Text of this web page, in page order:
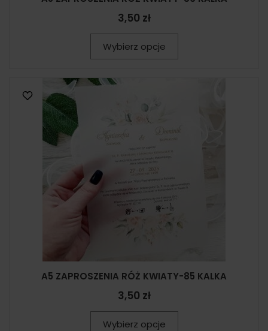
3,50 zł
Wybierz opcje
A5 ZAPROSZENIA RÓŻ KWIATY-85 KALKA
3,50 zł
Wybierz opcje